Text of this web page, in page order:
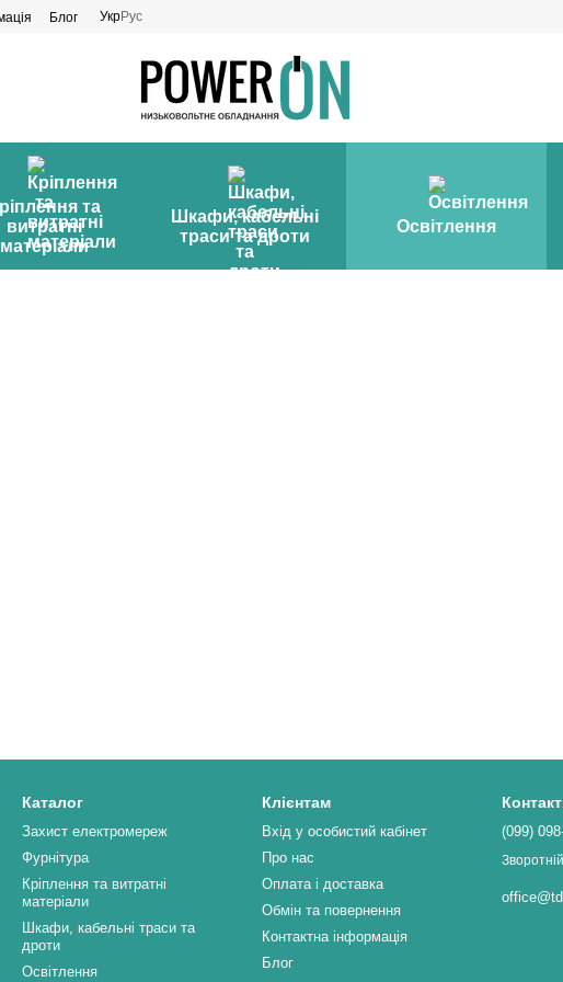
Блог УкрРус
та
витратні
матеріали
Шкафи, кабельні
траси та дроти
Освітлення
Каталог
Захист електромереж
Фурнітура
Кріплення та витратні
матеріали
Шкафи, кабельні траси та
дроти
Освітлення
Клієнтам
Вхід у особистий кабінет
Про нас
Оплата і доставка
Обмін та повернення
Контактна інформація
Блог
(099)